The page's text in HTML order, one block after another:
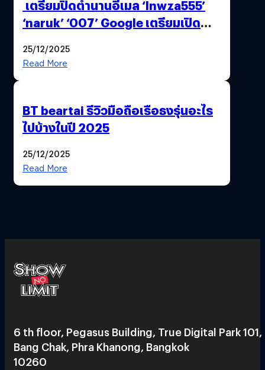
เตรียมปิดตำนานอีเมล ‘lnwza555’
‘naruk’ ‘007’ Google เตรียมเปิด
25/12/2025
Read More
BT beartai รีวิวมือถือเรือธงรุ่นอะไร
ไปบ้างในปี 2025
25/12/2025
Read More
6 th floor, Pegasus Building, True Digital Park 101,
Bang Chak, Phra Khanong, Bangkok
10260